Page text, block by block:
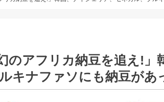
のアフリカ納豆を追え!」
キナファソにも納豆があ